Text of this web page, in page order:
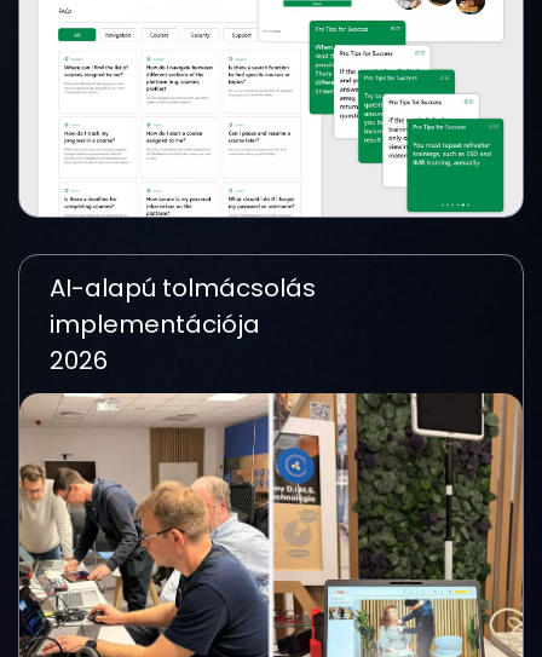
AI-alapú tolmácsolás
implementációja
2026